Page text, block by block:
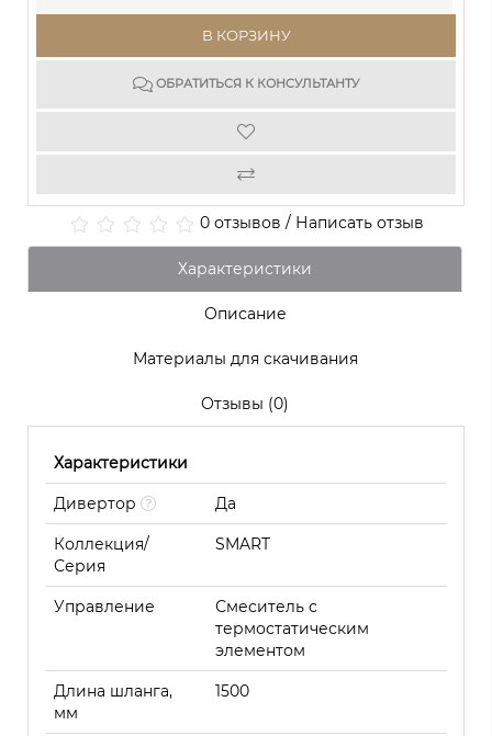
В КОРЗИНУ
ОБРАТИТЬСЯ К КОНСУЛЬТАНТУ
0 отзывов / Написать отзыв
Характеристики
Описание
Материалы для скачивания
Отзывы (0)
Характеристики
Дивертор Да
Коллекция/
Серия
SMART
Управление
Смеситель с
термостатическим
элементом
Длина шланга,
мм
1500